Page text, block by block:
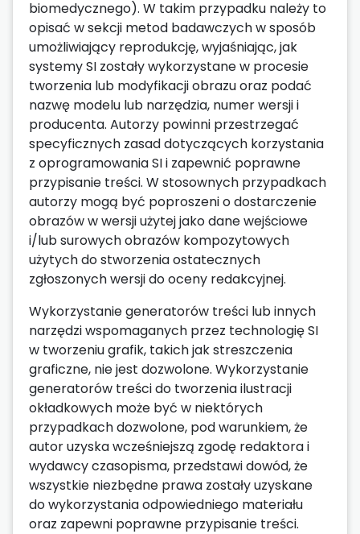
biomedycznego). W takim przypadku należy to
opisać w sekcji metod badawczych w sposób
umożliwiający reprodukcję, wyjaśniając, jak
systemy SI zostały wykorzystane w procesie
tworzenia lub modyfikacji obrazu oraz podać
nazwę modelu lub narzędzia, numer wersji i
producenta. Autorzy powinni przestrzegać
specyficznych zasad dotyczących korzystania
z oprogramowania SI i zapewnić poprawne
przypisanie treści. W stosownych przypadkach
autorzy mogą być poproszeni o dostarczenie
obrazów w wersji użytej jako dane wejściowe
i/lub surowych obrazów kompozytowych
użytych do stworzenia ostatecznych
zgłoszonych wersji do oceny redakcyjnej.
Wykorzystanie generatorów treści lub innych
narzędzi wspomaganych przez technologię SI
w tworzeniu grafik, takich jak streszczenia
graficzne, nie jest dozwolone. Wykorzystanie
generatorów treści do tworzenia ilustracji
okładkowych może być w niektórych
przypadkach dozwolone, pod warunkiem, że
autor uzyska wcześniejszą zgodę redaktora i
wydawcy czasopisma, przedstawi dowód, że
wszystkie niezbędne prawa zostały uzyskane
do wykorzystania odpowiedniego materiału
oraz zapewni poprawne przypisanie treści.